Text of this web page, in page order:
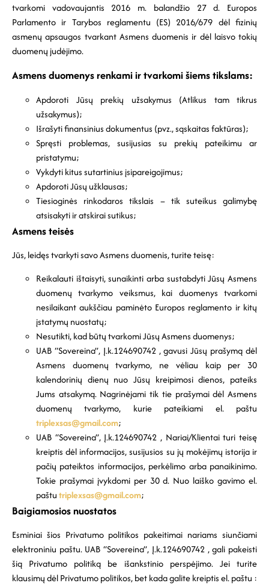
tvarkomi vadovaujantis 2016 m. balandžio 27 d. Europos
Parlamento ir Tarybos reglamentu (ES) 2016/679 dėl fizinių
asmenų apsaugos tvarkant Asmens duomenis ir dėl laisvo tokių
duomenų judėjimo.
Asmens duomenys renkami ir tvarkomi šiems tikslams:
Apdoroti Jūsų prekių užsakymus (Atlikus tam tikrus
užsakymus);
Išrašyti finansinius dokumentus (pvz., sąskaitas faktūras);
Spręsti problemas, susijusias su prekių pateikimu ar
pristatymu;
Vykdyti kitus sutartinius įsipareigojimus;
Apdoroti Jūsų užklausas;
Tiesioginės rinkodaros tikslais – tik suteikus galimybę
atsisakyti ir atskirai sutikus;
Asmens teisės
Jūs, leidęs tvarkyti savo Asmens duomenis, turite teisę:
Reikalauti ištaisyti, sunaikinti arba sustabdyti Jūsų Asmens
duomenų tvarkymo veiksmus, kai duomenys tvarkomi
nesilaikant aukščiau paminėto Europos reglamento ir kitų
įstatymų nuostatų;
Nesutikti, kad būtų tvarkomi Jūsų Asmens duomenys;
UAB “Sovereina”, Į.k.124690742 , gavusi Jūsų prašymą dėl
Asmens duomenų tvarkymo, ne vėliau kaip per 30
kalendorinių dienų nuo Jūsų kreipimosi dienos, pateiks
Jums atsakymą. Nagrinėjami tik tie prašymai dėl Asmens
duomenų tvarkymo, kurie pateikiami el. paštu
triplexsas@gmail.com;
UAB “Sovereina”, Į.k.124690742 , Nariai/Klientai turi teisę
kreiptis dėl informacijos, susijusios su jų mokėjimų istorija ir
pačių pateiktos informacijos, perkėlimo arba panaikinimo.
Tokie prašymai įvykdomi per 30 d. Nuo laiško gavimo el.
paštutriplexsas@gmail.com;
Baigiamosios nuostatos
Esminiai šios Privatumo politikos pakeitimai nariams siunčiami
elektroniniu paštu. UAB “Sovereina”, Į.k.124690742 , gali pakeisti
šią Privatumo politiką be išankstinio perspėjimo. Jei turite
klausimų dėl Privatumo politikos, bet kada galite kreiptis el. paštu :